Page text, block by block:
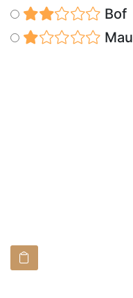
Bof